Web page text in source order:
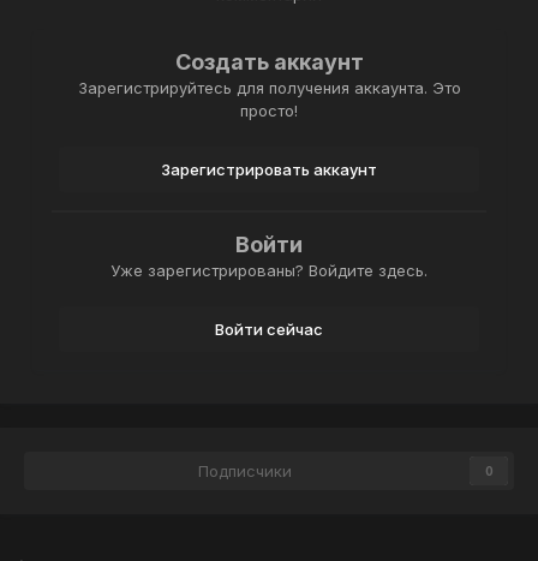
Создать аккаунт
Зарегистрируйтесь для получения аккаунта. Это
просто!
Зарегистрировать аккаунт
Войти
Уже зарегистрированы? Войдите здесь.
Войти сейчас
Подписчики 0